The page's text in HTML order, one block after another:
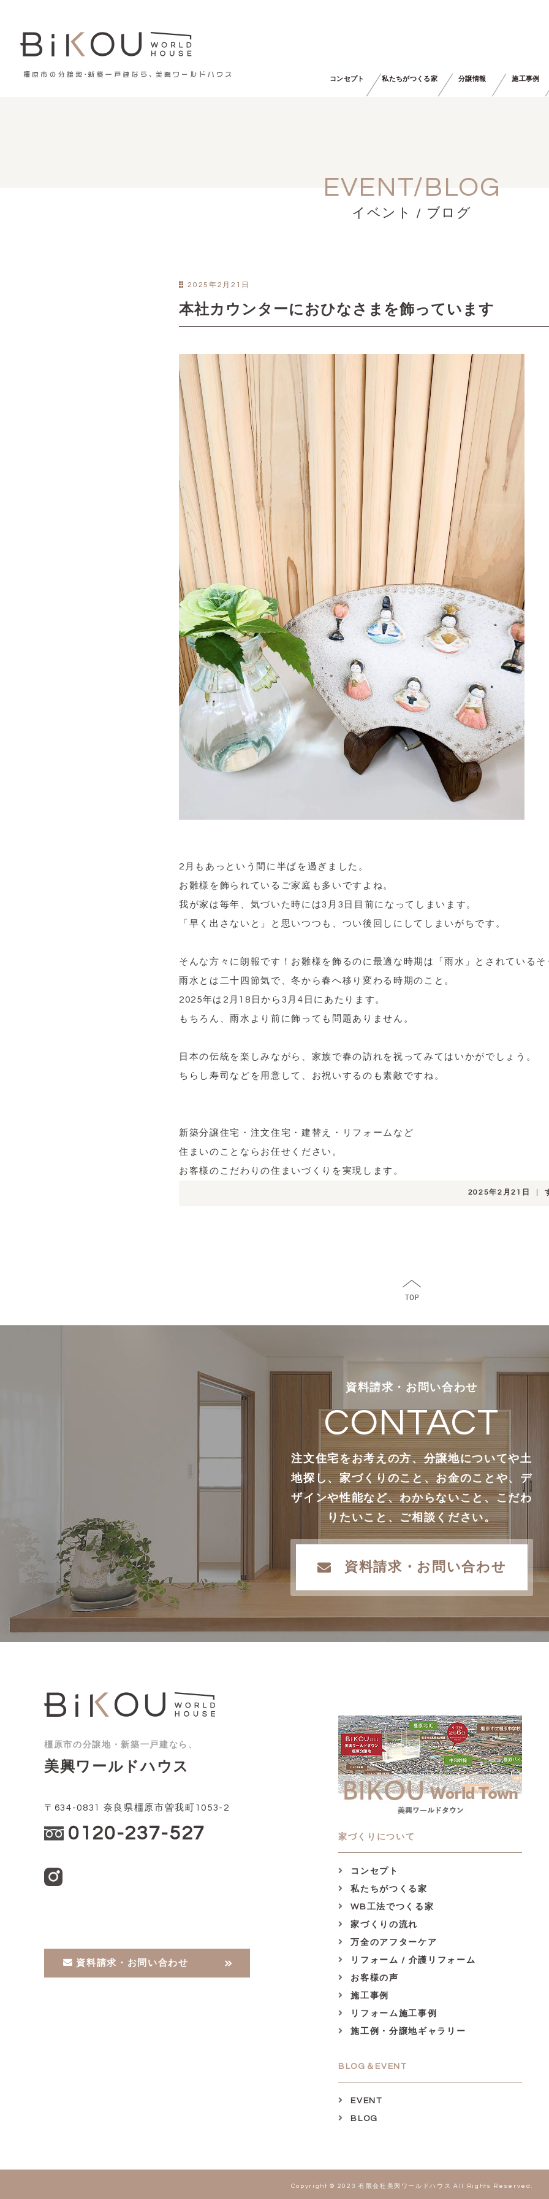
コンセプト 私たちがつくる家 分譲情報 施工事例
EVENT/BLOG
イベント / ブログ
2025年2月21日
本社カウンターにおひなさまを飾っています
2月もあっという間に半ばを過ぎました。
お雛様を飾られているご家庭も多いですよね。
我が家は毎年、気づいた時には3月3日目前になってしまいます。
「早く出さないと」と思いつつも、つい後回しにしてしまいがちです。
そんな方々に朗報です！お雛様を飾るのに最適な時期は「雨水」とされているそ
雨水とは二十四節気で、冬から春へ移り変わる時期のこと。
2025年は2月18日から3月4日にあたります。
もちろん、雨水より前に飾っても問題ありません。
日本の伝統を楽しみながら、家族で春の訪れを祝ってみてはいかがでしょう。
ちらし寿司などを用意して、お祝いするのも素敵ですね。
新築分譲住宅・注文住宅・建替え・リフォームなど
住まいのことならお任せください。
お客様のこだわりの住まいづくりを実現します。
2025年2月21日
資料請求・お問い合わせ
CONTACT
注文住宅をお考えの方、分譲地についてや土
地探し、家づくりのこと、お金のことや、デ
ザインや性能など、わからないこと、こだわ
りたいこと、ご相談ください。
資料請求・お問い合わせ
橿原市の分譲地・新築一戸建なら、
美興ワールドハウス
〒634-0831 奈良県橿原市曽我町1053-2
0120-237-527
資料請求・お問い合わせ
家づくりについて
コンセプト
私たちがつくる家
WB工法でつくる家
家づくりの流れ
万全のアフターケア
リフォーム / 介護リフォーム
お客様の声
施工事例
リフォーム施工事例
施工例・分譲地ギャラリー
BLOG＆EVENT
EVENT
BLOG
Copyright © 2023 有限会社美興ワールドハウス All Rights Reserved.